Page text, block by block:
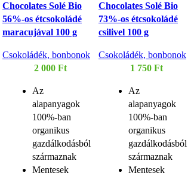
Chocolates Solé Bio
56%-os étcsokoládé
maracujával 100 g
Csokoládék, bonbonok
2 000Ft
Az
alapanyagok
100%-ban
organikus
gazdálkodásból
származnak
Mentesek
Chocolates Solé Bio
73%-os étcsokoládé
csilivel 100 g
Csokoládék, bonbonok
1 750Ft
Az
alapanyagok
100%-ban
organikus
gazdálkodásból
származnak
Mentesek